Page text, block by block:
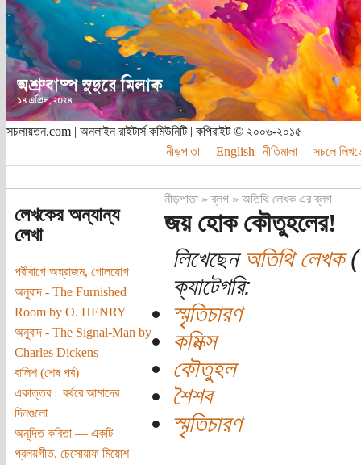
সচলায়তন.com | অনলাইন রাইটার্স কমিউনিটি | কপিরাইট © ২০০৬-২০১৫
নীড়পাতা
English নীতিমালা সচলে
লেখকের অন্যান্য
লেখা
পরীবাগে অঘ্রাজম, গোলযোগ
অনুবাদ - The Furnished
Room by O. HENRY
অনুবাদ - The Signal-Man by
Charles Dickens
বালিশ (শেষ পর্ব)
একাত্তর। বর্থরে আমাদের
দিনগুলো
অনূদিত কবিতা — একটি
প্রলয়গীত, চেসোয়াফ মিয়োশ
নীড়পাতা»ব্লগ» অতিথি লেখক এর ব্লগ
জয় হোক কৌতুহলের!
লিখেছেন অতিথি লেখক
ক্যাটেগরি:
স্মৃতিচারণ
কমিক্স
কৌতুহল
শৈশব
স্মৃতিচারণ